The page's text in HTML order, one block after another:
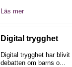
Läs mer
Digital trygghet
Digital trygghet har
debatten om barns o...